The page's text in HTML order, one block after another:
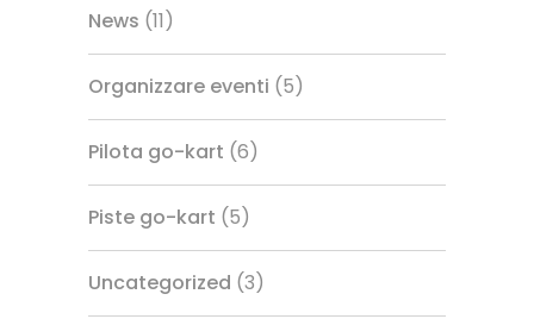
News (11)
Organizzare eventi (5)
Pilota go-kart (6)
Piste go-kart (5)
Uncategorized (3)